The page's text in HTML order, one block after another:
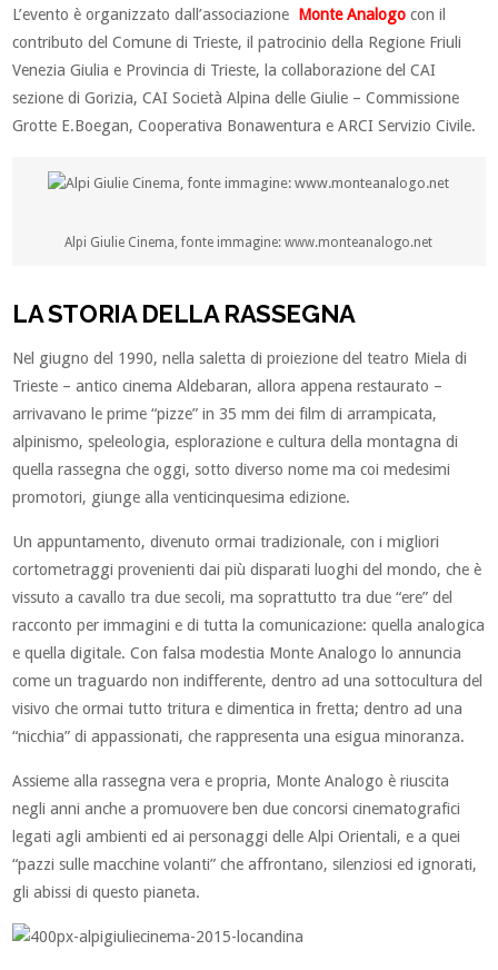
L’evento è organizzato dall’associazione Monte Analogo con il
contributo del Comune di Trieste, il patrocinio della Regione Friuli
Venezia Giulia e Provincia di Trieste, la collaborazione del CAI
sezione di Gorizia, CAI Società Alpina delle Giulie – Commissione
Grotte E.Boegan, Cooperativa Bonawentura e ARCI Servizio Civile.
Alpi Giulie Cinema, fonte immagine: www.monteanalogo.net
LA STORIA DELLA RASSEGNA
Nel giugno del 1990, nella saletta di proiezione del teatro Miela di
Trieste – antico cinema Aldebaran, allora appena restaurato –
arrivavano le prime “pizze” in 35 mm dei film di arrampicata,
alpinismo, speleologia, esplorazione e cultura della montagna di
quella rassegna che oggi, sotto diverso nome ma coi medesimi
promotori, giunge alla venticinquesima edizione.
Un appuntamento, divenuto ormai tradizionale, con i migliori
cortometraggi provenienti dai più disparati luoghi del mondo, che è
vissuto a cavallo tra due secoli, ma soprattutto tra due “ere” del
racconto per immagini e di tutta la comunicazione: quella analogica
e quella digitale. Con falsa modestia Monte Analogo lo annuncia
come un traguardo non indifferente, dentro ad una sottocultura del
visivo che ormai tutto tritura e dimentica in fretta; dentro ad una
“nicchia” di appassionati, che rappresenta una esigua minoranza.
Assieme alla rassegna vera e propria, Monte Analogo è riuscita
negli anni anche a promuovere ben due concorsi cinematografici
legati agli ambienti ed ai personaggi delle Alpi Orientali, e a quei
“pazzi sulle macchine volanti” che affrontano, silenziosi ed ignorati,
gli abissi di questo pianeta.